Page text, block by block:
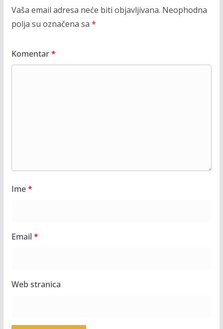
Vaša email adresa neće biti objavljivana. Neophodna
polja su označena sa *
Komentar*
Ime*
Email*
Web stranica